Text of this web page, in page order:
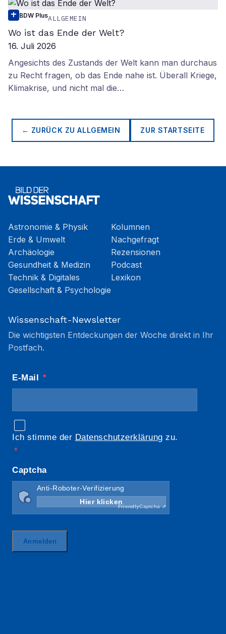
BDW PlusALLGEMEIN
Wo ist das Ende der Welt?
16. Juli 2026
Angesichts des Zustands der Welt kann man durchaus
zu Recht fragen, ob das Ende nahe ist. Überall Kriege,
Klimakrise, und nicht mal die…
← ZURÜCK ZUALLGEMEIN ZUR STARTSEITE
Astronomie & Physik
Erde & Umwelt
Archäologie
Gesundheit & Medizin
Technik & Digitales
Gesellschaft & Psychologie
Kolumnen
Nachgefragt
Rezensionen
Podcast
Lexikon
Wissenschaft-Newsletter
Die wichtigsten Entdeckungen der Woche direkt in Ihr
Postfach.